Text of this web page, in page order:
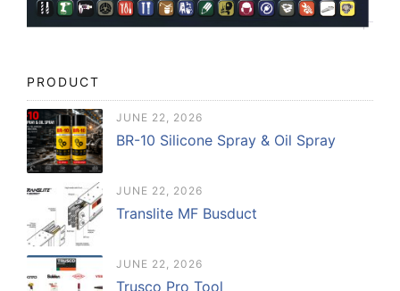
PRODUCT
JUNE 22, 2026
BR-10 Silicone Spray & Oil Spray
JUNE 22, 2026
Translite MF Busduct
JUNE 22, 2026
Trusco Pro Tool